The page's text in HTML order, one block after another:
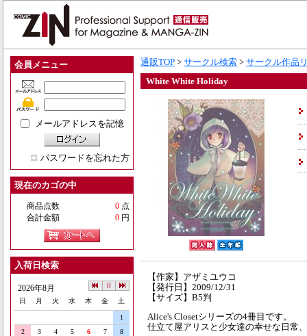
会員メニュー
メールアドレスを記憶
パスワードを忘れた方
現在のカゴの中
商品点数 0 点
合計金額
0 円
入荷日検索
2026年8月
日 月 火 水 木 金 土
1
2
3 4 5 6 7
8
通販TOP > サークル検索 > サークル作品
White White Holiday
【作家】アザミユウコ
【発行日】2009/12/31
【サイズ】B5判
Alice's Closetシリーズの4冊目です。
仕立て屋アリスと少女達の幸せな日常